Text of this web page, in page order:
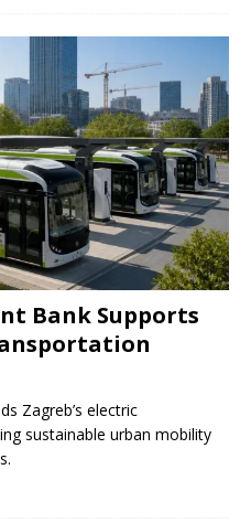
Bank Supports
Zagreb’s electric
sustainable urban mobility